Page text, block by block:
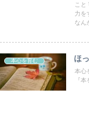
こ
力を
なん
本心を育む ほ
本心
『